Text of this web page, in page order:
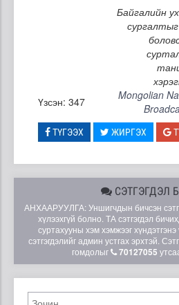
Байгалийн
Үзсэн: 347
Mongolian
ТҮГЭЭХ ЖИРГЭХ
СЭТГЭГДЭЛ
АНХААРУУЛГА: Уншигчдын бичсэн
хүлээхгүй болно. ТА сэтгэгдэл
суртахууны хэм хэмжээг
сэтгэгдэлийг админ устгах эрхтэй.
гомдолыг
70127055